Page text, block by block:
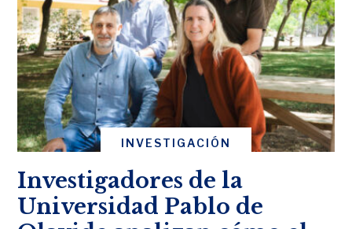
INVESTIGACIÓN
Investigadores de la
Universidad Pablo de